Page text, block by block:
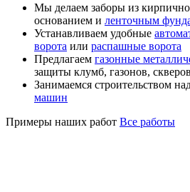
Мы делаем заборы из
основанием и ленточным
Устанавливаем удобные
ворота или распашные ворота
Предлагаем газонные
защиты клумб, газонов,
Занимаемся строительством
машин
Примеры наших работ Все работы